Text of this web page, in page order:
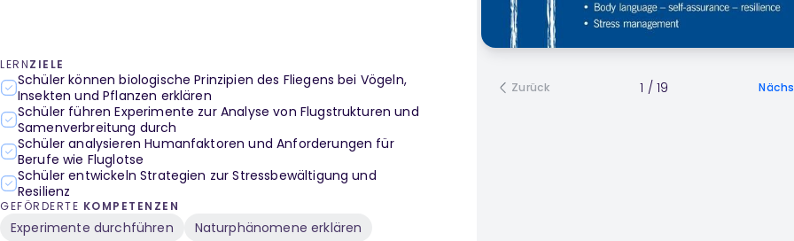
LERNZIELE
Schüler können biologische Prinzipien des Fliegens bei Vögeln,
Insekten und Pflanzen erklären
Schüler führen Experimente zur Analyse von Flugstrukturen und
Samenverbreitung durch
Schüler analysieren Humanfaktoren und Anforderungen für
Berufe wie Fluglotse
Schüler entwickeln Strategien zur Stressbewältigung und
Resilienz
GEFÖRDERTE KOMPETENZEN
Experimente durchführen Naturphänomene erklären
Zurück 1 /19